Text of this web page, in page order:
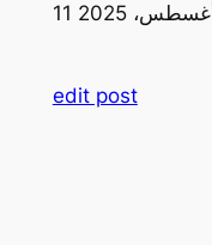
11 أغسطس، 2025
edit post